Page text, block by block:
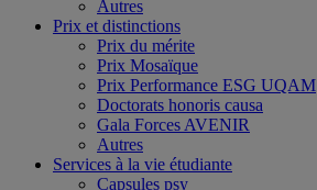
Autres
Prix et distinctions
Prix du mérite
Prix Mosaïque
Prix Performance ESG UQAM
Doctorats honoris causa
Gala Forces AVENIR
Autres
Services à la vie étudiante
Capsules psy